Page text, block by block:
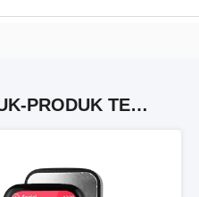
PRODUK-PRODUK TERKAIT